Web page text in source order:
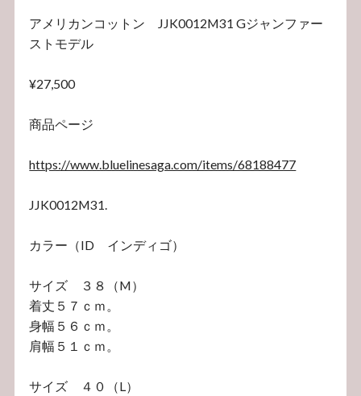
アメリカンコットン JJK0012M31 Gジャンファー
ストモデル
¥27,500
商品ページ
https://www.bluelinesaga.com/items/68188477
JJK0012M31.
カラー（ID インディゴ）
サイズ ３８（M）
着丈５７ｃｍ。
身幅５６ｃｍ。
肩幅５１ｃｍ。
サイズ ４０（L）